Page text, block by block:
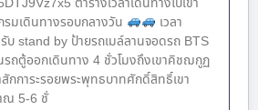
มเดินทางรอบกลางวัน
เวลา
stand by ป้ายรถเมล์ลานจอดรถ BTS
ถตู้ออกเดินทาง 4 ชั่วโมงถึงเขาคิชฌกูฏ
กการะรอยพระพุทธบาทศักดิ์สิทธิ์เขา
ณ 5-6 ชั่